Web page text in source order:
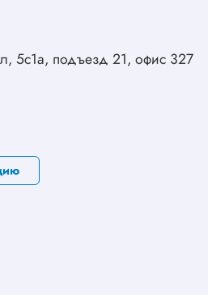
5с1а, подъезд 21, офис 327